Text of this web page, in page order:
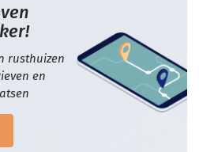
rusthuizen
en